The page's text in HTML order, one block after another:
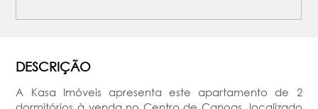
DESCRIÇÃO
A Kasa Imóveis apresenta este apartamento de 2